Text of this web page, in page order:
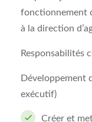
fonctionnement
à la direction
Responsabilités
Développement
exécutif)
Créer et